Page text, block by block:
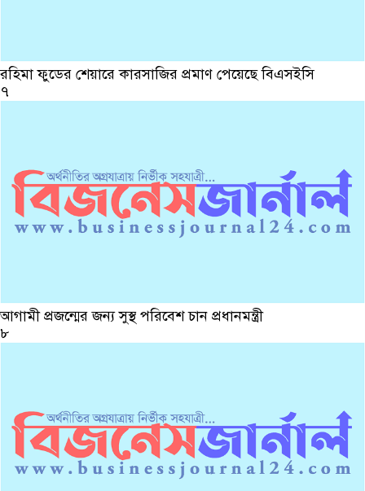
রহিমা ফুডের শেয়ারে কারসাজির প্রমাণ পেয়েছে বিএসইসি
৭
আগামী প্রজন্মের জন্য সুস্থ পরিবেশ চান প্রধানমন্ত্রী
৮